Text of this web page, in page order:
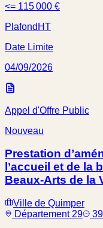
<= 115 000 €
Plafond HT
Date Limite
04/09/2026
Appel d'Offre Public
Nouveau
Prestation
l’accueil et de la
Beaux-Arts de la
Ville de Quimper
Département 29